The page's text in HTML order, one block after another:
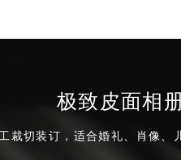
极致皮面相
裁切装订，适合婚礼、肖像、